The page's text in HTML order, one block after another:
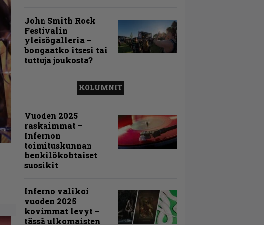
John Smith Rock
Festivalin
yleisögalleria –
bongaatko itsesi tai
tuttuja joukosta?
KOLUMNIT
Vuoden 2025
raskaimmat –
Infernon
toimituskunnan
henkilökohtaiset
suosikit
Inferno valikoi
vuoden 2025
kovimmat levyt –
tässä ulkomaisten